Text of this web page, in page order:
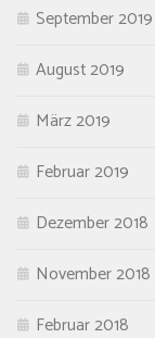
September 2019
August 2019
März 2019
Februar 2019
Dezember 2018
November 2018
Februar 2018